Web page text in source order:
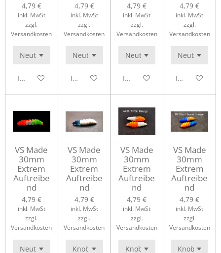
4,79 €
inkl. MwSt
zzgl.
Versandkosten
In den Warenkorb
4,79 €
inkl. MwSt
zzgl.
Versandkosten
In den Warenkorb
4,79 €
inkl. MwSt
zzgl.
Versandkosten
In den Warenkorb
4,79 €
inkl. MwSt
zzgl.
Versandkosten
In den
VS Made
30mm
Extrem
Auftreibe
nd
4,79 €
inkl. MwSt
zzgl.
Versandkosten
VS Made
30mm
Extrem
Auftreibe
nd
4,79 €
inkl. MwSt
zzgl.
Versandkosten
VS Made
30mm
Extrem
Auftreibe
nd
4,79 €
inkl. MwSt
zzgl.
Versandkosten
VS Made
30mm
Extrem
Auftreibe
nd
4,79 €
inkl. MwSt
zzgl.
Versandkosten